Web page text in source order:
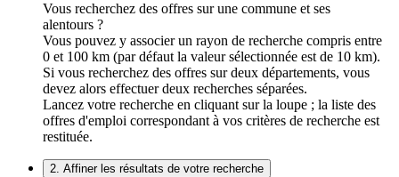
Vous recherchez des offres sur une commune et ses
alentours ?
Vous pouvez y associer un rayon de recherche compris entre
0 et 100 km (par défaut la valeur sélectionnée est de 10 km).
Si vous recherchez des offres sur deux départements, vous
devez alors effectuer deux recherches séparées.
Lancez votre recherche en cliquant sur la loupe ; la liste des
offres d'emploi correspondant à vos critères de recherche est
restituée.
2. Affiner les résultats de votre recherche